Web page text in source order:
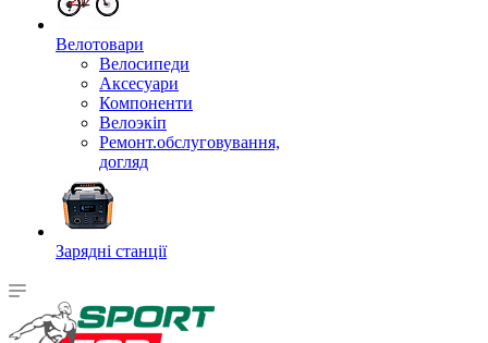
Велотовари
Велосипеди
Аксесуари
Компоненти
Велоэкіп
Ремонт.обслуговування,
догляд
Зарядні станції